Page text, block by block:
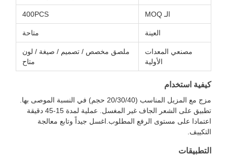
الـ MOQ 400PCS
العينة متاحة
مصنعي المعدات
الأولية
ملصق مخصص / تصميم / صيغة / لون
متاح
كيفية استخدام
مزج مع المزيل المناسب (20/30/40 حجم) في النسبة الموصى بها.
تطبيق على الشعر الجاف غير المغسل. عملية لمدة 15-45 دقيقة
اعتمادا على مستوى الرفع المطلوب.اغسل جيداً وتابع معالجة
التكييف.
التطبيقات